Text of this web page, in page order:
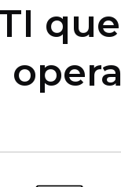
que